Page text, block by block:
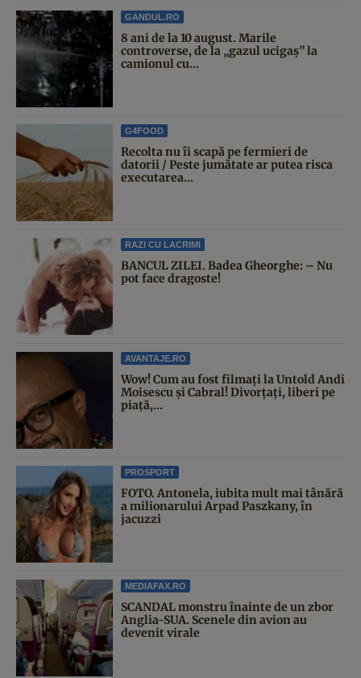
GANDUL.RO
8 ani de la 10 august. Marile
controverse, de la „gazul ucigaș” la
camionul cu...
G4FOOD
Recolta nu îi scapă pe fermieri de
datorii / Peste jumătate ar putea risca
executarea...
RAZI CU LACRIMI
BANCUL ZILEI. Badea Gheorghe: – Nu
pot face dragoste!
AVANTAJE.RO
Wow! Cum au fost filmați la Untold Andi
Moisescu și Cabral! Divorțați, liberi pe
piață,...
PROSPORT
FOTO. Antonela, iubita mult mai tânără
a milionarului Arpad Paszkany, în
jacuzzi
MEDIAFAX.RO
SCANDAL monstru înainte de un zbor
Anglia-SUA. Scenele din avion au
devenit virale